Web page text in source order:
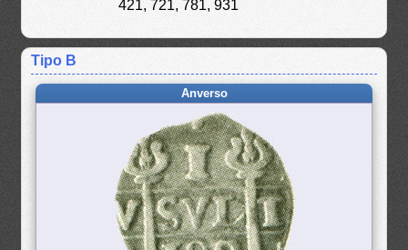
421, 721, 781, 931
Tipo B
Anverso